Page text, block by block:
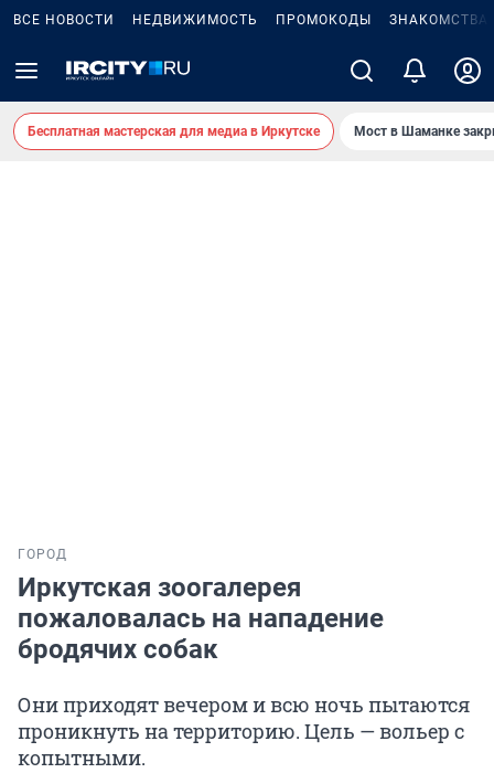
ВСЕ НОВОСТИ НЕДВИЖИМОСТЬ ПРОМОКОДЫ ЗНАКОМСТВА
Бесплатная мастерская для медиа в Иркутске Мост в Шаманке
ГОРОД
Иркутская зоогалерея
пожаловалась на нападение
бродячих собак
Они приходят вечером и всю ночь пытаются
проникнуть на территорию. Цель — вольер с
копытными.